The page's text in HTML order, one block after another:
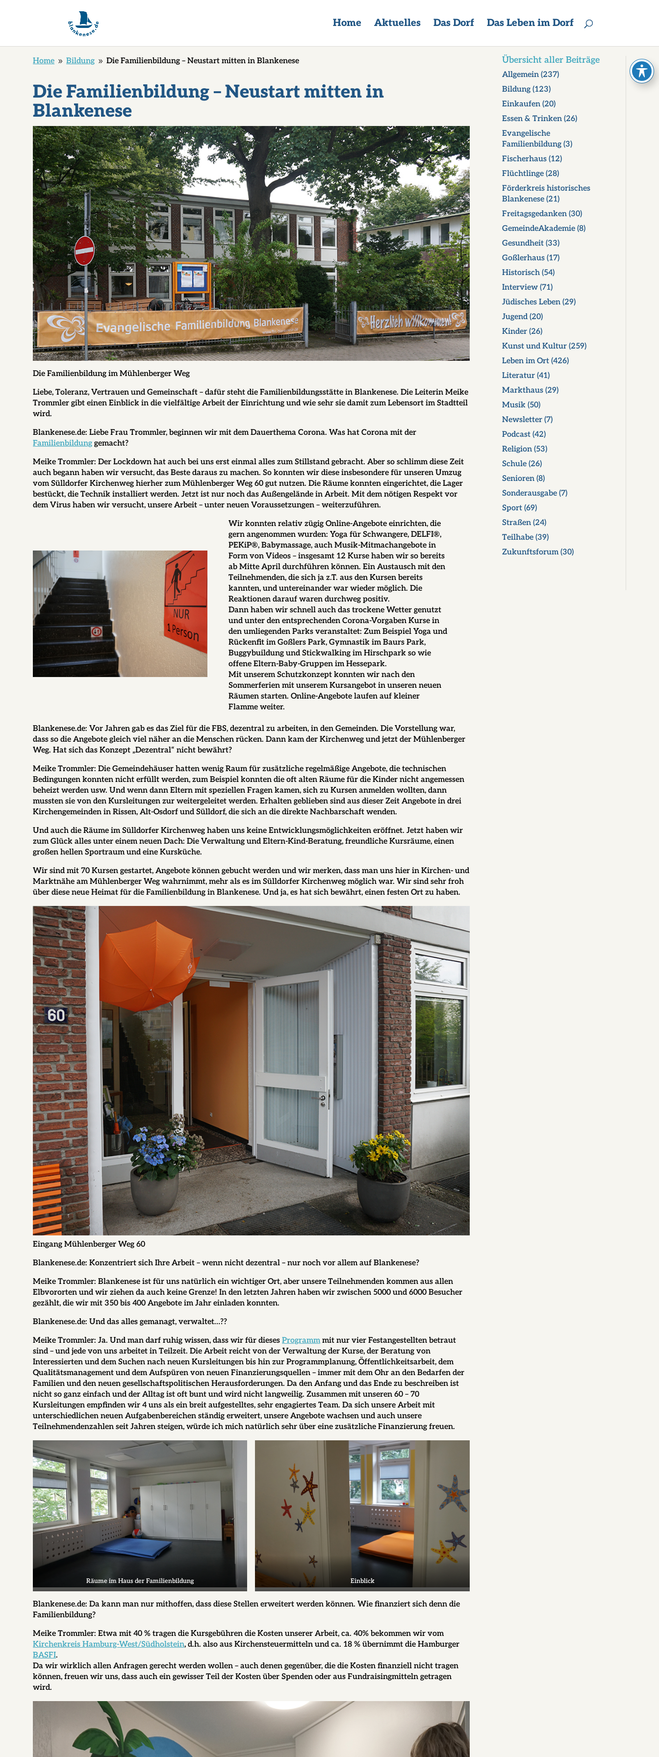
Home Aktuelles Das Dorf Das Leben im Dorf
Home 9 Bildung 9 Die Familienbildung – Neustart mitten in Blankenese
Die Familienbildung – Neustart mitten in
Blankenese
Die Familienbildung im Mühlenberger Weg
Liebe, Toleranz, Vertrauen und Gemeinschaft – dafür steht die Familienbildungsstätte in Blankenese. Die LeiterinMeike
Trommlergibt einen Einblick in die vielfältige Arbeit der Einrichtung und wie sehr sie damit zum Lebensort im Stadtteil
wird.
Blankenese.de:Liebe Frau Trommler, beginnen wir mit dem Dauerthema Corona. Was hat Corona mit der
Familienbildung gemacht?
Meike Trommler:Der Lockdown hat auch bei uns erst einmal alles zum Stillstand gebracht. Aber so schlimm diese Zeit
auch begann haben wir versucht, das Beste daraus zu machen. So konnten wir diese insbesondere für unseren Umzug
vom Sülldorfer Kirchenweg hierher zum Mühlenberger Weg 60 gut nutzen. Die Räume konnten eingerichtet, die Lager
bestückt, die Technik installiert werden. Jetzt ist nur noch das Außengelände in Arbeit. Mit dem nötigen Respekt vor
dem Virus haben wir versucht, unsere Arbeit – unter neuen Voraussetzungen – weiterzuführen.
Wir konnten relativ zügig Online-Angebote einrichten, die
gern angenommen wurden: Yoga für Schwangere, DELFI®,
PEKiP®, Babymassage, auch Musik-Mitmachangebote in
Form von Videos – insgesamt 12 Kurse haben wir so bereits
ab Mitte April durchführen können. Ein Austausch mit den
Teilnehmenden, die sich ja z.T. aus den Kursen bereits
kannten, und untereinander war wieder möglich. Die
Reaktionen darauf waren durchweg positiv.
Dann haben wir schnell auch das trockene Wetter genutzt
und unter den entsprechenden Corona-Vorgaben Kurse in
den umliegenden Parks veranstaltet: Zum Beispiel Yoga und
Rückenfit im Goßlers Park, Gymnastik im Baurs Park,
Buggybuildung und Stickwalking im Hirschpark so wie
offene Eltern-Baby-Gruppen im Hessepark.
Mit unserem Schutzkonzept konnten wir nach den
Sommerferien mit unserem Kursangebot in unseren neuen
Räumen starten. Online-Angebote laufen auf kleiner
Flamme weiter.
Blankenese.de: Vor Jahren gab es das Ziel für die FBS, dezentral zu arbeiten, in den Gemeinden. Die Vorstellung war,
dass so die Angebote gleich viel näher an die Menschen rücken. Dann kam der Kirchenweg und jetzt der Mühlenberger
Weg. Hat sich das Konzept „Dezentral“ nicht bewährt?
Meike Trommler: Die Gemeindehäuser hatten wenig Raum für zusätzliche regelmäßige Angebote, die technischen
Bedingungen konnten nicht erfüllt werden, zum Beispiel konnten die oft alten Räume für die Kinder nicht angemessen
beheizt werden usw. Und wenn dann Eltern mit speziellen Fragen kamen, sich zu Kursen anmelden wollten, dann
mussten sie von den Kursleitungen zur weitergeleitet werden. Erhalten geblieben sind aus dieser Zeit Angebote in drei
Kirchengemeinden in Rissen, Alt-Osdorf und Sülldorf, die sich an die direkte Nachbarschaft wenden.
Und auch die Räume im Sülldorfer Kirchenweg haben uns keine Entwicklungsmöglichkeiten eröffnet. Jetzt haben wir
zum Glück alles unter einem neuen Dach: Die Verwaltung und Eltern-Kind-Beratung, freundliche Kursräume, einen
großen hellen Sportraum und eine Kursküche.
Wir sind mit 70 Kursen gestartet, Angebote können gebucht werden und wir merken, dass man uns hier in Kirchen- und
Marktnähe am Mühlenberger Weg wahrnimmt, mehr als es im Sülldorfer Kirchenweg möglich war. Wir sind sehr froh
über diese neue Heimat für die Familienbildung in Blankenese. Und ja, es hat sich bewährt, einen festen Ort zu haben.
Eingang Mühlenberger Weg 60
Blankenese.de:Konzentriert sich Ihre Arbeit – wenn nicht dezentral – nur noch vor allem auf Blankenese?
Meike Trommler: Blankenese ist für uns natürlich ein wichtiger Ort, aber unsere Teilnehmenden kommen aus allen
Elbvororten und wir ziehen da auch keine Grenze! In den letzten Jahren haben wir zwischen 5000 und 6000 Besucher
gezählt, die wir mit 350 bis 400 Angebote im Jahr einladen konnten.
Blankenese.de: Und das alles gemanagt, verwaltet…??
Meike Trommler:Ja. Und man darf ruhig wissen, dass wir für diesesProgrammmit nur vier Festangestellten betraut
sind – und jede von uns arbeitet in Teilzeit. Die Arbeit reicht von der Verwaltung der Kurse, der Beratung von
Interessierten und dem Suchen nach neuen Kursleitungen bis hin zur Programmplanung, Öffentlichkeitsarbeit, dem
Qualitätsmanagement und dem Aufspüren von neuen Finanzierungsquellen – immer mit dem Ohr an den Bedarfen der
Familien und den neuen gesellschaftspolitischen Herausforderungen. Da den Anfang und das Ende zu beschreiben ist
nicht so ganz einfach und der Alltag ist oft bunt und wird nicht langweilig. Zusammen mit unseren 60 – 70
Kursleitungen empfinden wir 4 uns als ein breit aufgestelltes, sehr engagiertes Team. Da sich unsere Arbeit mit
unterschiedlichen neuen Aufgabenbereichen ständig erweitert, unsere Angebote wachsen und auch unsere
Teilnehmendenzahlen seit Jahren steigen, würde ich mich natürlich sehr über eine zusätzliche Finanzierung freuen.
Räume im Haus der Familienbildung Einblick
Blankenese.de: Da kann man nur mithoffen, dass diese Stellen erweitert werden können. Wie finanziert sich denn die
Familienbildung?
Meike Trommler:Etwa mit 40 % tragen die Kursgebühren die Kosten unserer Arbeit, ca. 40% bekommen wir vom
Kirchenkreis Hamburg-West/Südholstein, d.h. also aus Kirchensteuermitteln und ca. 18 % übernimmt die Hamburger
BASFI.
Da wir wirklich allen Anfragen gerecht werden wollen – auch denen gegenüber, die die Kosten finanziell nicht tragen
können, freuen wir uns, dass auch ein gewisser Teil der Kosten über Spenden oder aus Fundraisingmitteln getragen
wird.
Übersicht aller Beiträge
Allgemein (237)
Bildung (123)
Einkaufen (20)
Essen & Trinken (26)
Evangelische
Familienbildung (3)
Fischerhaus (12)
Flüchtlinge (28)
Förderkreis historisches
Blankenese (21)
Freitagsgedanken (30)
GemeindeAkademie (8)
Gesundheit (33)
Goßlerhaus (17)
Historisch (54)
Interview (71)
Jüdisches Leben (29)
Jugend (20)
Kinder (26)
Kunst und Kultur (259)
Leben im Ort (426)
Literatur (41)
Markthaus (29)
Musik (50)
Newsletter (7)
Podcast (42)
Religion (53)
Schule (26)
Senioren (8)
Sonderausgabe (7)
Sport (69)
Straßen (24)
Teilhabe (39)
Zukunftsforum(30)